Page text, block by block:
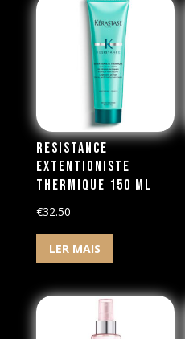
Resistance
Extentioniste
Thermique 150 ml
€32.50
LER MAIS